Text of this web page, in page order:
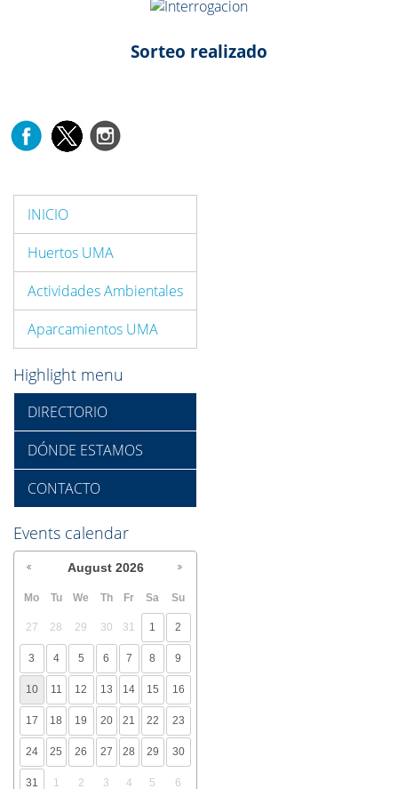
Sorteo realizado
INICIO
Huertos UMA
Actividades Ambientales
Aparcamientos UMA
Highlight menu
DIRECTORIO
DÓNDE ESTAMOS
CONTACTO
Events calendar
August 2026
Mo Tu We Th Fr Sa Su
27 28 29 30 31 1 2
3 4 5 6 7 8 9
10 11 12 13 14 15 16
17 18 19 20 21 22 23
24 25 26 27 28 29 30
31 1 2 3 4 5 6